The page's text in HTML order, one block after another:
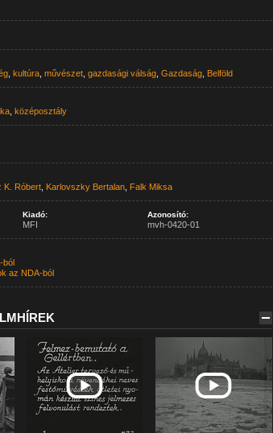
, kultúra, művészet, gazdasági válság, Gazdaság, Belföld
, középosztály
K. Róbert, Karlovszky Bertalan, Falk Miksa
Kiadó:
MFI
Azonosító:
mvh-0420-01
ból
az NDA-ból